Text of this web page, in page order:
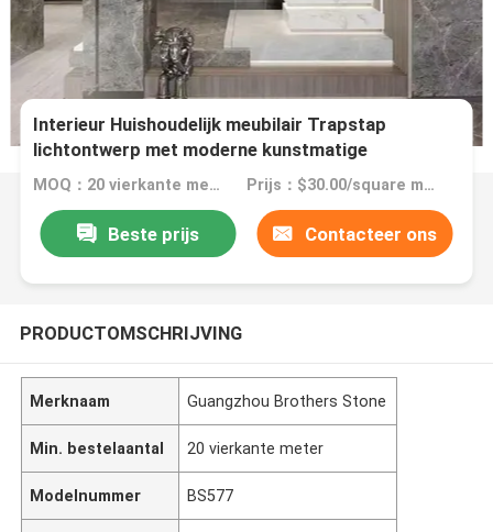
Interieur Huishoudelijk meubilair Trapstap
lichtontwerp met moderne kunstmatige
gesinterde steen
MOQ：20 vierkante meter Prijs：$30.00/square meters 20-199 square meters
Beste prijs Contacteer ons
PRODUCTOMSCHRIJVING
Merknaam Guangzhou Brothers Stone
Min. bestelaantal 20 vierkante meter
Modelnummer BS577